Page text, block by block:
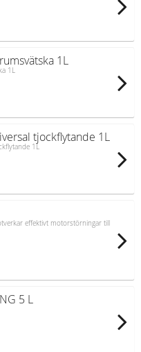
1L
1L
tjockflytande 1L
1L
effektivt motorstörningar till
5 L